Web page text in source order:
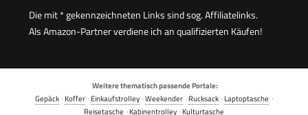
Die mit * gekennzeichneten Links sind sog. Affiliatelinks.
Als Amazon-Partner verdiene ich an qualifizierten Käufen!
Weitere thematisch passende Portale:
Gepäck ·Koffer ·Einkaufstrolley ·Weekender ·Rucksack ·Laptoptasche ·
Reisetasche ·Kabinentrolley ·Kulturtasche